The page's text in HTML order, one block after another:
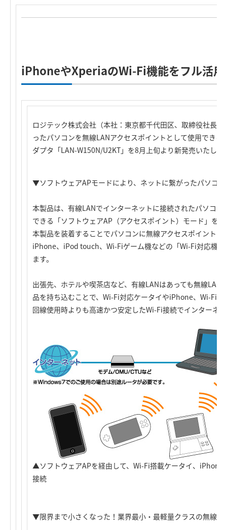
iPhoneやXperiaのWi-Fi機能をフル活用
ロジテック株式会社（本社：東京都千代田区、取締役社長
ったパソコンを無線LANアクセスポイントとして使用でき
ダプタ「LAN-W150N/U2KT」を8月上旬より新発売いたしま
▼ソフトウェアAPモードにより、ネットに繋がったパソコ
本製品は、有線LANでインターネットに接続されたパソコ
できる「ソフトウェアAP（アクセスポイント）モード」を
本製品を装着することでパソコンに無線アクセスポイント
iPhone、iPod touch、Wi-Fiゲーム機などの「Wi-Fi対応機
ます。
出張先、ホテルや喫茶店など、有線LANはあっても無線
品を持ち込むことで、Wi-Fi対応ケータイやiPhone、Wi-Fi
回線使用時よりも高速かつ安定したWi-Fi接続でインターネ
▲ソフトウェアAPを経由して、Wi-Fi搭載ケータイ、iPhone
接続
▼限界まで小さくなった！業界最小・最軽量クラスの無線ア